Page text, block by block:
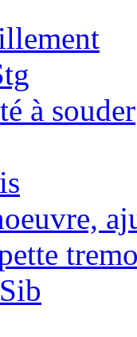
à souder